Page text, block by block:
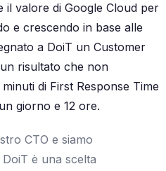
il valore di Google Cloud per
e crescendo in base alle
a DoiT un Customer
risultato che non
di First Response Time
giorno e 12 ore.
CTO e siamo
è una scelta